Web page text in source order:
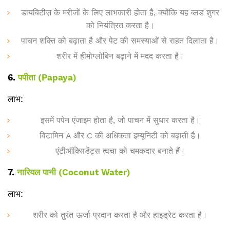
डायबिटीज़ के मरीजों के लिए लाभकारी होता है, क्योंकि यह ब्लड शुगर
को नियंत्रित करता है।
पाचन शक्ति को बढ़ाता है और पेट की समस्याओं से राहत दिलाता है।
शरीर में हीमोग्लोबिन बढ़ाने में मदद करता है।
6.पपीता (Papaya)
लाभ:
इसमें पपेन एंजाइम होता है, जो पाचन में सुधार करता है।
विटामिन A और C की अधिकता इम्यूनिटी को बढ़ाती है।
एंटीऑक्सिडेंट्स त्वचा को चमकदार बनाते हैं।
7.नारियल पानी (Coconut Water)
लाभ:
शरीर को तुरंत ऊर्जा प्रदान करता है और हाइड्रेट करता है।